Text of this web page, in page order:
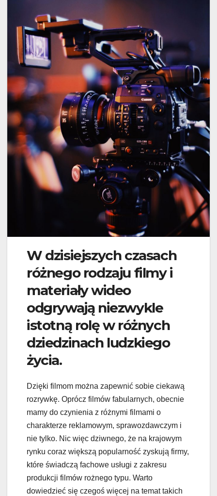
W dzisiejszych czasach
różnego rodzaju filmy i
materiały wideo
odgrywają niezwykle
istotną rolę w różnych
dziedzinach ludzkiego
życia.
Dzięki filmom można zapewnić sobie ciekawą
rozrywkę. Oprócz filmów fabularnych, obecnie
mamy do czynienia z różnymi filmami o
charakterze reklamowym, sprawozdawczym i
nie tylko. Nic więc dziwnego, że na krajowym
rynku coraz większą popularność zyskują firmy,
które świadczą fachowe usługi z zakresu
produkcji filmów rożnego typu. Warto
dowiedzieć się czegoś więcej na temat takich